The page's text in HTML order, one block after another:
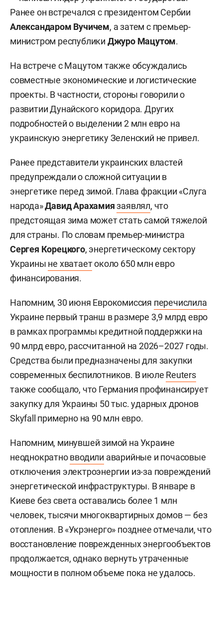
Ранее он встречался с президентом Сербии
Александаром Вучичем, а затем с премьер-
министром республики Джуро Мацутом.
На встрече с Мацутом также обсуждались
совместные экономические и логистические
проекты. В частности, стороны говорили о
развитии Дунайского коридора. Других
подробностей о выделении 2 млн евро на
украинскую энергетику Зеленский не привел.
Ранее представители украинских властей
предупреждали о сложной ситуации в
энергетике перед зимой. Глава фракции «Слуга
народа»Давид Арахамия заявлял, что
предстоящая зима может стать самой тяжелой
для страны. По словам премьер-министра
Сергея Корецкого, энергетическому сектору
Украины не хватаетоколо 650 млн евро
финансирования.
Напомним, 30 июня Еврокомиссия перечислила
Украине первый транш в размере 3,9 млрд евро
в рамках программы кредитной поддержки на
90 млрд евро, рассчитанной на 2026–2027 годы.
Средства были предназначены для закупки
современных беспилотников. В июле Reuters
также сообщало, что Германия профинансирует
закупку для Украины 50 тыс. ударных дронов
Skyfall примерно на 90 млн евро.
Напомним, минувшей зимой на Украине
неоднократновводили аварийные и почасовые
отключения электроэнергии из-за повреждений
энергетической инфраструктуры. В январе в
Киеве без света оставались более 1 млн
человек, тысячи многоквартирных домов — без
отопления. В «Укрэнерго» позднее отмечали, что
восстановление поврежденных энергообъектов
продолжается, однако вернуть утраченные
мощности в полном объеме пока не удалось.